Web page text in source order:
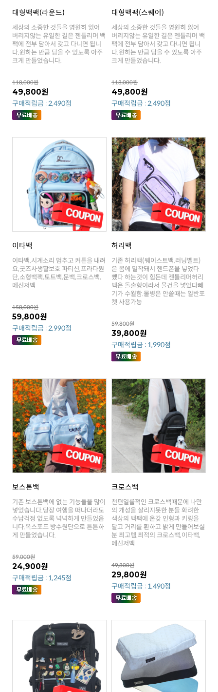
대형백팩(라운드)
크게 만들었습니다.
118,000원
49,800원
구매적립금 : 2,490점
대형백팩(스퀘어)
크게 만들었습니다.
118,000원
49,800원
구매적립금 : 2,490점
이타백
메신저백
158,000원
59,800원
구매적립금 : 2,990점
허리백
켓 사용가능
59,800원
39,800원
구매적립금 : 1,990점
보스톤백
게 만들었습니다.
59,000원
24,900원
구매적립금 : 1,245점
크로스백
메신저백
49,800원
29,800원
구매적립금 : 1,490점